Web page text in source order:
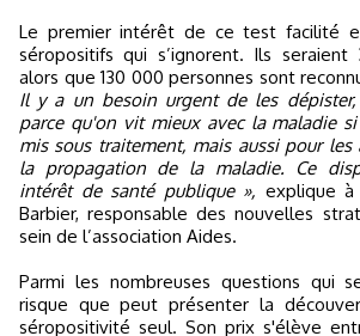
Le premier intérêt de ce test facilité
séropositifs qui s’ignorent. Ils seraient
alors que 130 000 personnes sont
Il y a un besoin urgent de les dépister,
parce qu'on vit mieux avec la maladie
mis sous traitement, mais aussi pour les
la propagation de la maladie. Ce
intérêt de santé publique », explique à
Barbier, responsable des nouvelles
sein de l’association Aides.
Parmi les nombreuses questions qui
risque que peut présenter la
séropositivité seul. Son prix s'élève